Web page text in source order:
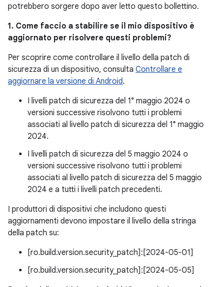
potrebbero sorgere dopo aver letto questo bollettino.
1. Come faccio a stabilire se il mio dispositivo è
aggiornato per risolvere questi problemi?
Per scoprire come controllare il livello della patch di
sicurezza di un dispositivo, consulta Controllare e
aggiornare la versione di Android.
I livelli patch di sicurezza del 1° maggio 2024 o
versioni successive risolvono tutti i problemi
associati al livello patch di sicurezza del 1° maggio
2024.
I livelli patch di sicurezza del 5 maggio 2024 o
versioni successive risolvono tutti i problemi
associati al livello patch di sicurezza del 5 maggio
2024 e a tutti i livelli patch precedenti.
I produttori di dispositivi che includono questi
aggiornamenti devono impostare il livello della stringa
della patch su:
[ro.build.version.security_patch]:[2024-05-01]
[ro.build.version.security_patch]:[2024-05-05]